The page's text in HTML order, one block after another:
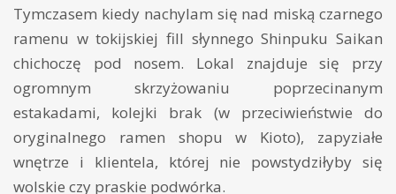
Tymczasem kiedy nachylam się nad miską czarnego
ramenu w tokijskiej fill słynnego Shinpuku Saikan
chichoczę pod nosem. Lokal znajduje się przy
ogromnym skrzyżowaniu poprzecinanym
estakadami, kolejki brak (w przeciwieństwie do
oryginalnego ramen shopu w Kioto), zapyziałe
wnętrze i klientela, której nie powstydziłyby się
wolskie czy praskie podwórka.